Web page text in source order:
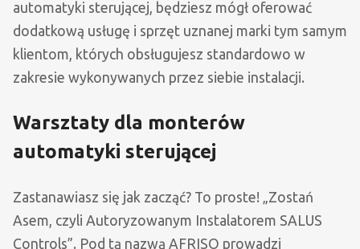
automatyki sterującej, będziesz mógł oferować
dodatkową usługę i sprzęt uznanej marki tym samym
klientom, których obsługujesz standardowo w
zakresie wykonywanych przez siebie instalacji.
Warsztaty dla monterów
automatyki sterującej
Zastanawiasz się jak zacząć? To proste! „Zostań
Asem, czyli Autoryzowanym Instalatorem SALUS
Controls”. Pod tą nazwą AFRISO prowadzi